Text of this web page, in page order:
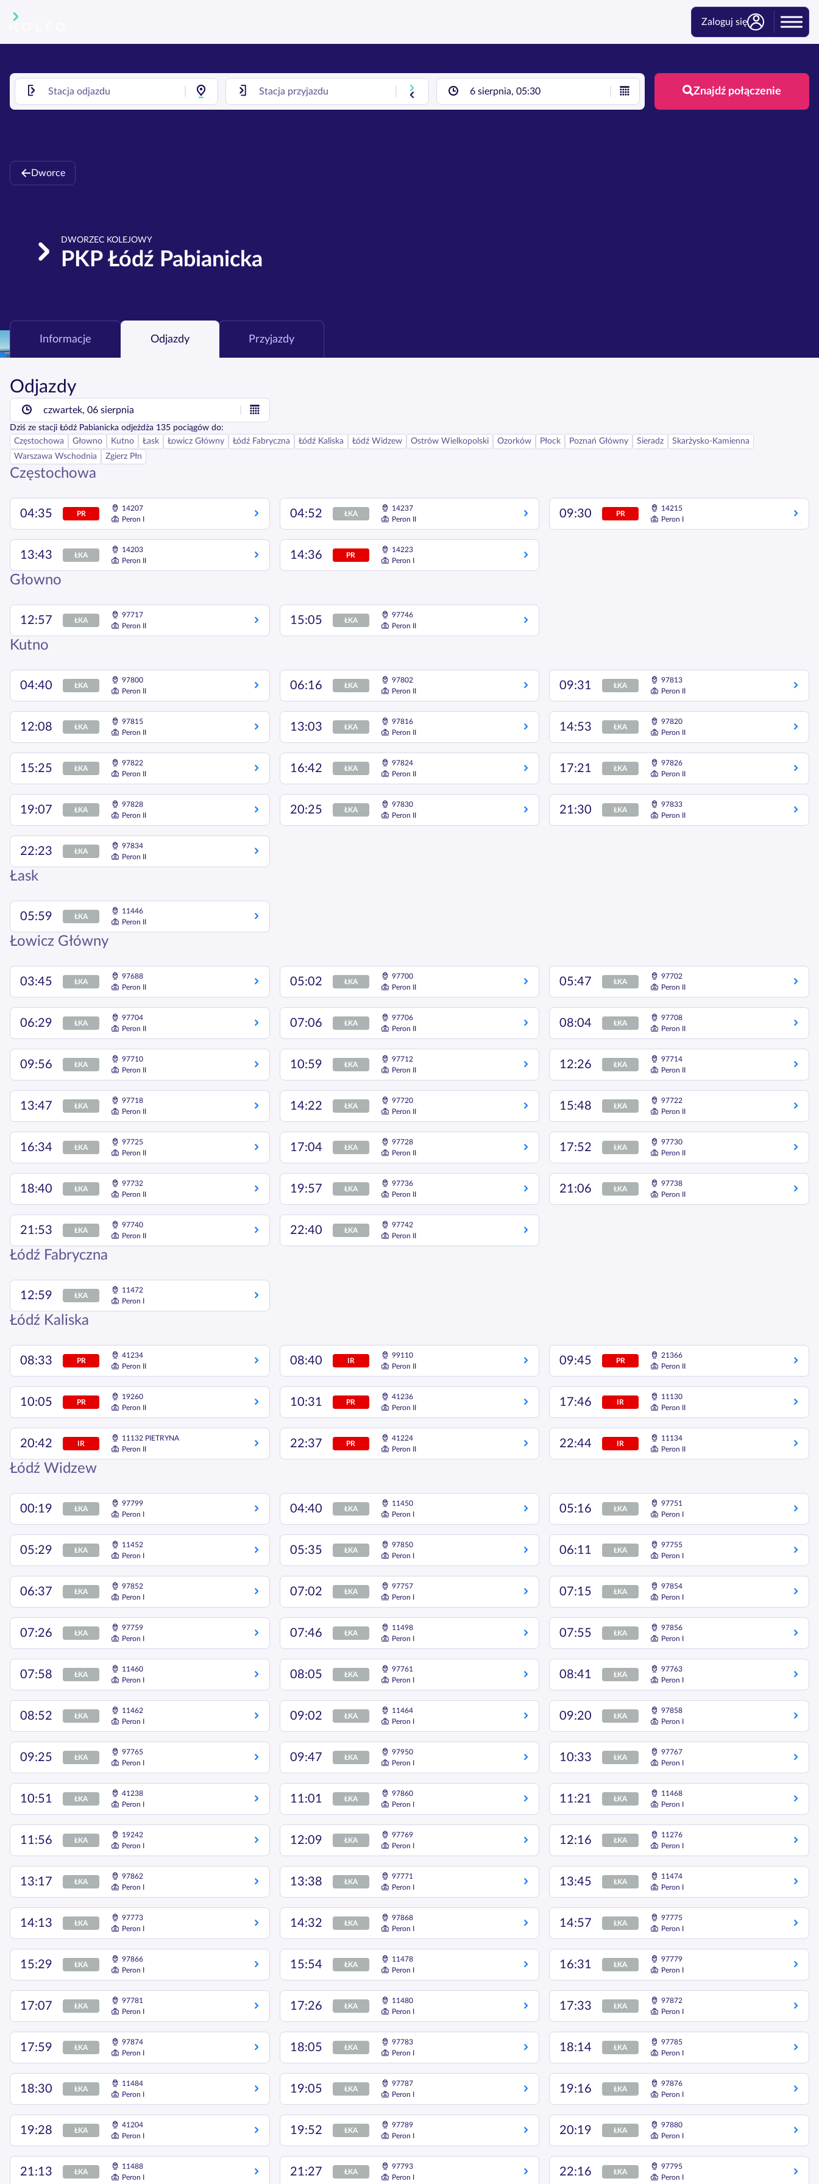
Zaloguj się
6 sierpnia, 05:30 Znajdź połączenie
Dworce
DWORZEC KOLEJOWY
PKP Łódź Pabianicka
Informacje Odjazdy Przyjazdy
Odjazdy
czwartek, 06 sierpnia
Dziś ze stacji Łódź Pabianicka odjeżdża 135 pociągów do:
Częstochowa
Głowno Kutno Łask Łowicz Główny Łódź Fabryczna Łódź Kaliska Łódź Widzew Ostrów Wielkopolski Ozorków Płock Poznań Główny Sieradz
Skarżysko-Kamienna
Warszawa Wschodnia
Zgierz Płn
Częstochowa
04:35 PR
14207
Peron I
04:52 ŁKA
14237
Peron II
09:30 PR
14215
Peron I
13:43 ŁKA
14203
Peron II
14:36 PR
14223
Peron I
Głowno
12:57 ŁKA
97717
Peron II
15:05 ŁKA
97746
Peron II
Kutno
04:40 ŁKA
97800
Peron II
06:16 ŁKA
97802
Peron II
09:31 ŁKA
97813
Peron II
12:08 ŁKA
97815
Peron II
13:03 ŁKA
97816
Peron II
14:53 ŁKA
97820
Peron II
15:25 ŁKA
97822
Peron II
16:42 ŁKA
97824
Peron II
17:21 ŁKA
97826
Peron II
19:07 ŁKA
97828
Peron II
20:25 ŁKA
97830
Peron II
21:30 ŁKA
97833
Peron II
22:23 ŁKA
97834
Peron II
Łask
05:59 ŁKA
11446
Peron II
Łowicz Główny
03:45 ŁKA
97688
Peron II
05:02 ŁKA
97700
Peron II
05:47 ŁKA
97702
Peron II
06:29 ŁKA
97704
Peron II
07:06 ŁKA
97706
Peron II
08:04 ŁKA
97708
Peron II
09:56 ŁKA
97710
Peron II
10:59 ŁKA
97712
Peron II
12:26 ŁKA
97714
Peron II
13:47 ŁKA
97718
Peron II
14:22 ŁKA
97720
Peron II
15:48 ŁKA
97722
Peron II
16:34 ŁKA
97725
Peron II
17:04 ŁKA
97728
Peron II
17:52 ŁKA
97730
Peron II
18:40 ŁKA
97732
Peron II
19:57 ŁKA
97736
Peron II
21:06 ŁKA
97738
Peron II
21:53 ŁKA
97740
Peron II
22:40 ŁKA
97742
Peron II
Łódź Fabryczna
12:59 ŁKA
11472
Peron I
Łódź Kaliska
08:33 PR
41234
Peron II
08:40 IR
99110
Peron II
09:45 PR
21366
Peron II
10:05 PR
19260
Peron II
10:31 PR
41236
Peron II
17:46 IR
11130
Peron II
20:42 IR
11132 PIETRYNA
Peron II
22:37 PR
41224
Peron II
22:44 IR
11134
Peron II
Łódź Widzew
00:19 ŁKA
97799
Peron I
04:40 ŁKA
11450
Peron I
05:16 ŁKA
97751
Peron I
05:29 ŁKA
11452
Peron I
05:35 ŁKA
97850
Peron I
06:11 ŁKA
97755
Peron I
06:37 ŁKA
97852
Peron I
07:02 ŁKA
97757
Peron I
07:15 ŁKA
97854
Peron I
07:26 ŁKA
97759
Peron I
07:46 ŁKA
11498
Peron I
07:55 ŁKA
97856
Peron I
07:58 ŁKA
11460
Peron I
08:05 ŁKA
97761
Peron I
08:41 ŁKA
97763
Peron I
08:52 ŁKA
11462
Peron I
09:02 ŁKA
11464
Peron I
09:20 ŁKA
97858
Peron I
09:25 ŁKA
97765
Peron I
09:47 ŁKA
97950
Peron I
10:33 ŁKA
97767
Peron I
10:51 ŁKA
41238
Peron I
11:01 ŁKA
97860
Peron I
11:21 ŁKA
11468
Peron I
11:56 ŁKA
19242
Peron I
12:09 ŁKA
97769
Peron I
12:16 ŁKA
11276
Peron I
13:17 ŁKA
97862
Peron I
13:38 ŁKA
97771
Peron I
13:45 ŁKA
11474
Peron I
14:13 ŁKA
97773
Peron I
14:32 ŁKA
97868
Peron I
14:57 ŁKA
97775
Peron I
15:29 ŁKA
97866
Peron I
15:54 ŁKA
11478
Peron I
16:31 ŁKA
97779
Peron I
17:07 ŁKA
97781
Peron I
17:26 ŁKA
11480
Peron I
17:33 ŁKA
97872
Peron I
17:59 ŁKA
97874
Peron I
18:05 ŁKA
97783
Peron I
18:14 ŁKA
97785
Peron I
18:30 ŁKA
11484
Peron I
19:05 ŁKA
97787
Peron I
19:16 ŁKA
97876
Peron I
19:28 ŁKA
41204
Peron I
19:52 ŁKA
97789
Peron I
20:19 ŁKA
97880
Peron I
21:13 ŁKA
11488
Peron I
21:27 ŁKA
97793
Peron I
22:16 ŁKA
97795
Peron I